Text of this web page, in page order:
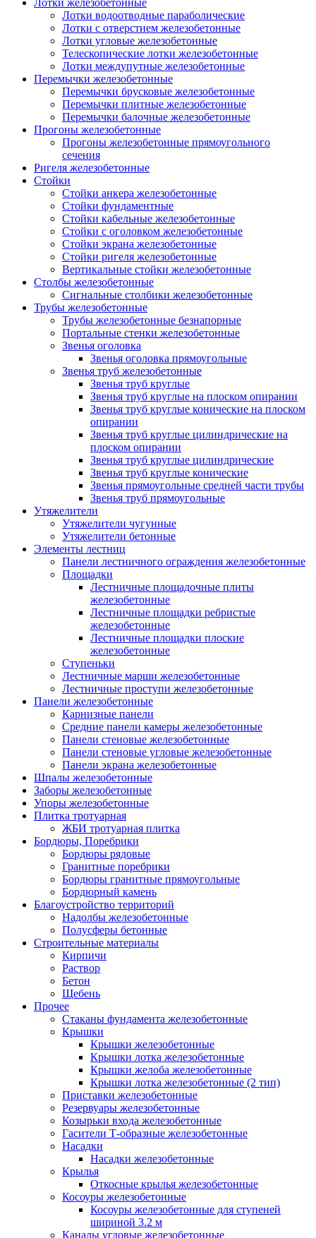
Лотки водоотводные параболические
Лотки с отверстием железобетонные
Лотки угловые железобетонные
Телескопические лотки железобетонные
Лотки междупутные железобетонные
Перемычки железобетонные
Перемычки брусковые железобетонные
Перемычки плитные железобетонные
Перемычки балочные железобетонные
Прогоны железобетонные
Прогоны железобетонные прямоугольного
сечения
Ригеля железобетонные
Стойки
Стойки анкера железобетонные
Стойки фундаментные
Стойки кабельные железобетонные
Стойки с оголовком железобетонные
Стойки экрана железобетонные
Стойки ригеля железобетонные
Вертикальные стойки железобетонные
Столбы железобетонные
Сигнальные столбики железобетонные
Трубы железобетонные
Трубы железобетонные безнапорные
Портальные стенки железобетонные
Звенья оголовка
Звенья оголовка прямоугольные
Звенья труб железобетонные
Звенья труб круглые
Звенья труб круглые на плоском опирании
Звенья труб круглые конические на плоском
опирании
Звенья труб круглые цилиндрические на
плоском опирании
Звенья труб круглые цилиндрические
Звенья труб круглые конические
Звенья прямоугольные средней части трубы
Звенья труб прямоугольные
Утяжелители
Утяжелители чугунные
Утяжелители бетонные
Элементы лестниц
Панели лестничного ограждения железобетонные
Площадки
Лестничные площадочные плиты
железобетонные
Лестничные площадки ребристые
железобетонные
Лестничные площадки плоские
железобетонные
Ступеньки
Лестничные марши железобетонные
Лестничные проступи железобетонные
Панели железобетонные
Карнизные панели
Средние панели камеры железобетонные
Панели стеновые железобетонные
Панели стеновые угловые железобетонные
Панели экрана железобетонные
Шпалы железобетонные
Заборы железобетонные
Упоры железобетонные
Плитка тротуарная
ЖБИ тротуарная плитка
Бордюры, Поребрики
Бордюры рядовые
Гранитные поребрики
Бордюры гранитные прямоугольные
Бордюрный камень
Благоустройство территорий
Надолбы железобетонные
Полусферы бетонные
Строительные материалы
Кирпичи
Раствор
Бетон
Щебень
Прочее
Стаканы фундамента железобетонные
Крышки
Крышки железобетонные
Крышки лотка железобетонные
Крышки желоба железобетонные
Крышки лотка железобетонные (2 тип)
Приставки железобетонные
Резервуары железобетонные
Козырьки входа железобетонные
Гасители Т-образные железобетонные
Насадки
Насадки железобетонные
Крылья
Откосные крылья железобетонные
Косоуры железобетонные
Косоуры железобетонные для ступеней
шириной 3.2 м
Каналы угловые железобетонные